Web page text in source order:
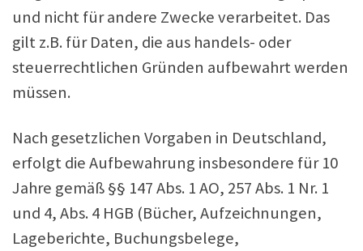
und nicht für andere Zwecke verarbeitet. Das
gilt z.B. für Daten, die aus handels- oder
steuerrechtlichen Gründen aufbewahrt werden
müssen.
Nach gesetzlichen Vorgaben in Deutschland,
erfolgt die Aufbewahrung insbesondere für 10
Jahre gemäß §§ 147 Abs. 1 AO, 257 Abs. 1 Nr. 1
und 4, Abs. 4 HGB (Bücher, Aufzeichnungen,
Lageberichte, Buchungsbelege,